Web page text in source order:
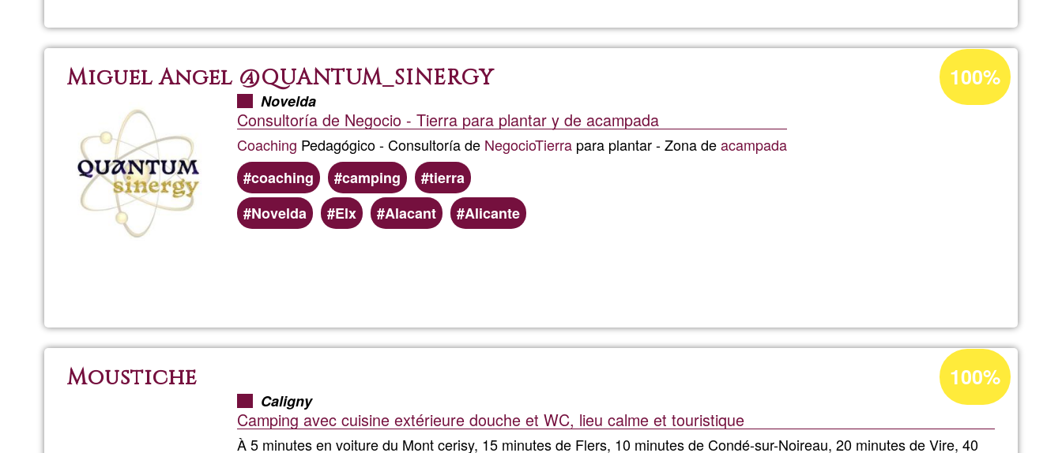
Pirate
Miguel Angel @QUANTUM_SINERGY
Novelda
Consultoría de Negocio - Tierra para plantar y de acampada
Coaching Pedagógico - Consultoría de NegocioTierra para plantar - Zona deacampada
coaching
camping
tierra
Novelda
Elx Alacant Alicante
Prozentuale
Annahme
100%
Angel
Moustiche
Caligny
Camping avec cuisine extérieure douche et WC, lieu calme et touristique
À 5 minutes en voiture du Mont cerisy, 15 minutes de Flers, 10 minutes de Condé-sur-Noireau, 20 minutes de Vire, 40
Prozentuale
Annahme
Ğ1
100%